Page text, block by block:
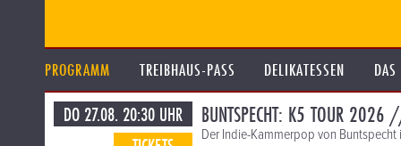
PROGRAMM TREIBHAUS-PASS DELIKATESSEN
DO 27.08. 20:30 UHR
BUNTSPECHT: K5 TOUR
Der Indie-Kammerpop von